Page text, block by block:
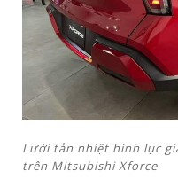
Lưới tản nhiệt hình lục
trên Mitsubishi Xforce